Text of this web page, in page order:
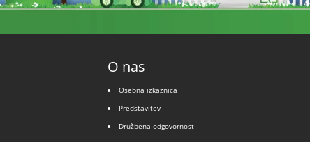
O nas
Osebna izkaznica
Predstavitev
Družbena odgovornost